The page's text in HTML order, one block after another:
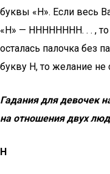
буквы «Н». Если весь
«Н» — НННННННН. . . , то
осталась палочка без
букву Н, то желание не
Гадания для девочек
на отношения двух
Н